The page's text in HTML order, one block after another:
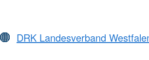
DRK Landesverband